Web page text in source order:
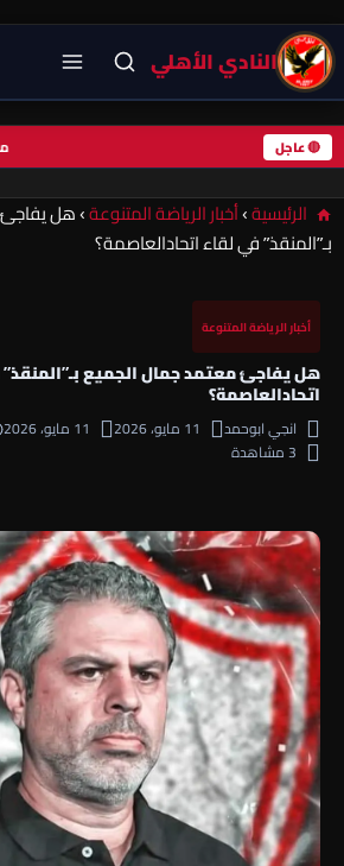
النادي الأهلي
🔴 عاجل
الرئيسية›أخبار الرياضة المتنوعة›هل
بـ”المنقذ” في لقاء اتحادالعاصمة؟
أخبار الرياضة المتنوعة
هل يفاجئ معتمد جمال الجميع
اتحادالعاصمة؟
انجي ابوحمد 11 مايو، 2026 11 مايو، 2026
3 مشاهدة